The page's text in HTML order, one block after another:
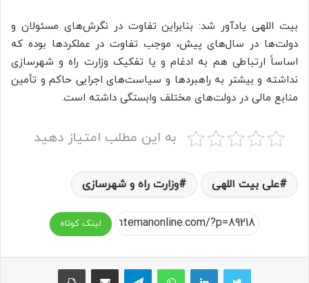
بیت اللهی یادآور شد: بنابراین تفاوت در نگرش‌های مسئولان و
دولت‌ها در سال‌های پیش، موجب تفاوت در عملکردها بوده که
اساساً ارتباطی هم به ادغام و یا تفکیک وزارت راه و شهرسازی
نداشته و بیشتر به راهبردها و سیاست‌های اجرایی حاکم و تأمین
منابع مالی در دولت‌های مختلف وابستگی داشته است.
به این مطلب امتیاز دهید
علی بیت اللهی وزارت راه و شهرسازی
لینک کوتاه
واتس آپ تلگرام اشتراک گذاری از طریق ایمیل چاپ